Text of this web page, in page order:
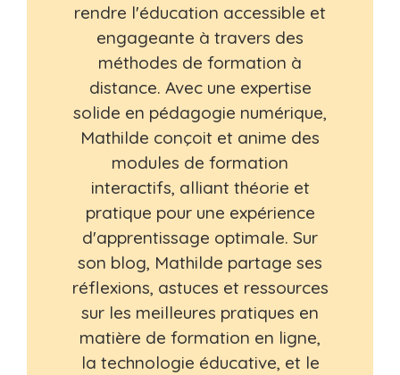
rendre l'éducation accessible et
engageante à travers des
méthodes de formation à
distance. Avec une expertise
solide en pédagogie numérique,
Mathilde conçoit et anime des
modules de formation
interactifs, alliant théorie et
pratique pour une expérience
d'apprentissage optimale. Sur
son blog, Mathilde partage ses
réflexions, astuces et ressources
sur les meilleures pratiques en
matière de formation en ligne,
la technologie éducative, et le